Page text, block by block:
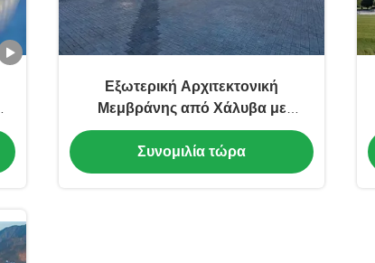
Εξωτερική Αρχιτεκτονική
Μεμβράνης από Χάλυβα με
Δυνατότητα Προσαρμογής
Συνομιλία τώρα